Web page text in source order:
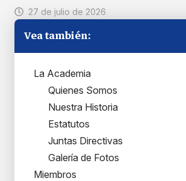
27 de julio de 2026
Vea también:
La Academia
Quienes Somos
Nuestra Historia
Estatutos
Juntas Directivas
Galería de Fotos
Miembros